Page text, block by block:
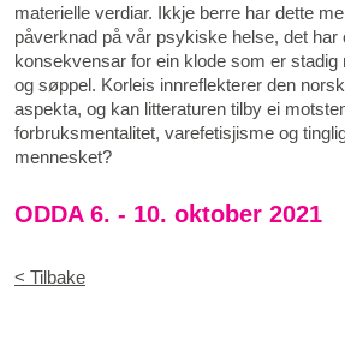
materielle verdiar. Ikkje berre har dette
påverknad på vår psykiske helse, det har
konsekvensar for ein klode som er
og søppel. Korleis innreflekterer den
aspekta, og kan litteraturen tilby ei
forbruksmentalitet, varefetisjisme og
mennesket?
ODDA 6. - 10. oktober 2021
< Tilbake